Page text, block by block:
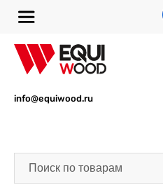
info@equiwood.ru